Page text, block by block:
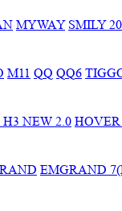
MYWAY SMILY
M11 QQ QQ6
NEW 2.0
EMGRAND